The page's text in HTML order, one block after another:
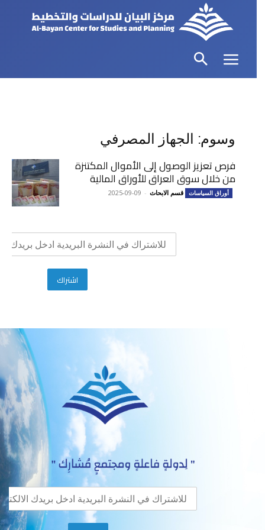
وسوم: الجهاز المصرفي
فرص تعزيز الوصول إلى الأموال المكتنزة
من خلال سوق العراق للأوراق المالية
أوراق السياسات قسم الابحاث -
2025-09-09